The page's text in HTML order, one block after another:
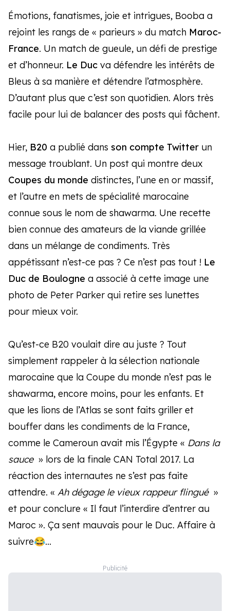
Émotions, fanatismes, joie et intrigues, Booba a
rejoint les rangs de « parieurs » du match Maroc-
France. Un match de gueule, un défi de prestige
et d’honneur. Le Duc va défendre les intérêts de
Bleus à sa manière et détendre l’atmosphère.
D’autant plus que c’est son quotidien. Alors très
facile pour lui de balancer des posts qui fâchent.
Hier, B20 a publié dans son compte Twitter un
message troublant. Un post qui montre deux
Coupes du monde distinctes, l’une en or massif,
et l’autre en mets de spécialité marocaine
connue sous le nom de shawarma. Une recette
bien connue des amateurs de la viande grillée
dans un mélange de condiments. Très
appétissant n’est-ce pas ? Ce n’est pas tout ! Le
Duc de Boulogne a associé à cette image une
photo de Peter Parker qui retire ses lunettes
pour mieux voir.
Qu’est-ce B20 voulait dire au juste ? Tout
simplement rappeler à la sélection nationale
marocaine que la Coupe du monde n’est pas le
shawarma, encore moins, pour les enfants. Et
que les lions de l’Atlas se sont faits griller et
bouffer dans les condiments de la France,
comme le Cameroun avait mis l’Égypte « Dans la
sauce» lors de la finale CAN Total 2017. La
réaction des internautes ne s’est pas faite
attendre. « Ah dégage le vieux rappeur flingué»
et pour conclure « Il faut l’interdire d’entrer au
Maroc ». Ça sent mauvais pour le Duc. Affaire à
suivre😂…